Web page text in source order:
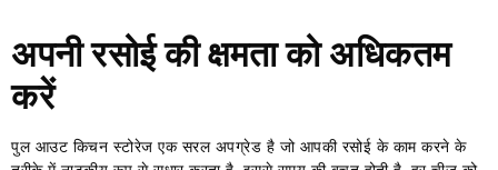
अपनी रसोई की क्षमता को अधिकतम
करें
पुल आउट किचन स्टोरेज एक सरल अपग्रेड है जो आपकी रसोई के काम करने के